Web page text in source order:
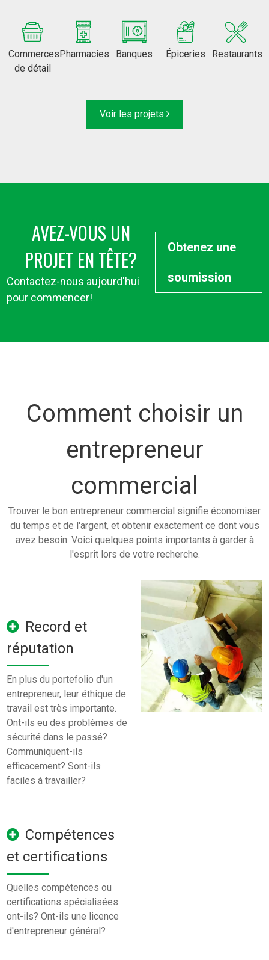
Commerces
de détail
Pharmacies Banques Épiceries Restaurants
Voir les projets
AVEZ-VOUS UN
PROJET EN TÊTE?
Contactez-nous aujourd'hui
pour commencer!
Obtenez une
soumission
Comment choisir un
entrepreneur
commercial
Trouver le bon entrepreneur commercial signifie économiser
du temps et de l'argent, et obtenir exactement ce dont vous
avez besoin. Voici quelques points importants à garder à
l'esprit lors de votre recherche.
Record et
réputation
En plus du portefolio d'un
entrepreneur, leur éthique de
travail est très importante.
Ont-ils eu des problèmes de
sécurité dans le passé?
Communiquent-ils
efficacement? Sont-ils
faciles à travailler?
Compétences
et certifications
Quelles compétences ou
certifications spécialisées
ont-ils? Ont-ils une licence
d'entrepreneur général?